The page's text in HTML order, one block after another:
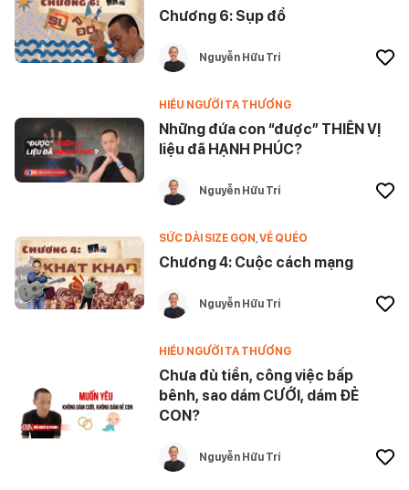
Chương 6: Sụp đổ
Nguyễn Hữu Trí
HIỂU NGƯỜI TA THƯƠNG
Những đứa con “được” THIÊN VỊ
liệu đã HẠNH PHÚC?
Nguyễn Hữu Trí
SỨC DÀI SIZE GỌN,VỀ QUÉO
Chương 4: Cuộc cách mạng
Nguyễn Hữu Trí
HIỂU NGƯỜI TA THƯƠNG
Chưa đủ tiền, công việc bấp
bênh, sao dám CƯỚI, dám ĐẺ
CON?
Nguyễn Hữu Trí